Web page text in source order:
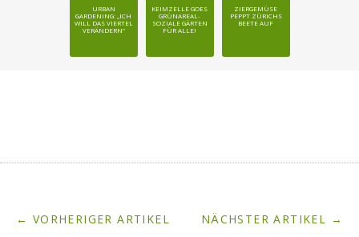
URBAN
GARDENING: „ICH
WILL DAS VIERTEL
VERÄNDERN“
KEIMZELLE GOES
GRÜNAREAL-
SOZIALE GÄRTEN
FÜR ALLE!
ZIERGEMÜSE
PEPPT ZÜRICHS
BEETE AUF
NÄCHSTER ARTIKEL →
← VORHERIGER ARTIKEL